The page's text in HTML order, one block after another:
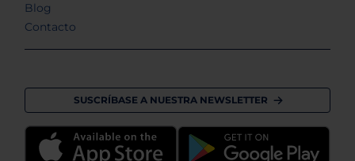
Blog
Contacto
SUSCRÍBASE A NUESTRA NEWSLETTER